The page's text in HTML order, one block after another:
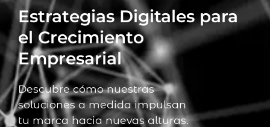
Estrategias Digitales para
el Crecimiento
Empresarial
Descubre cómo nuestras
soluciones a medida impulsan
tu marca hacia nuevas alturas.